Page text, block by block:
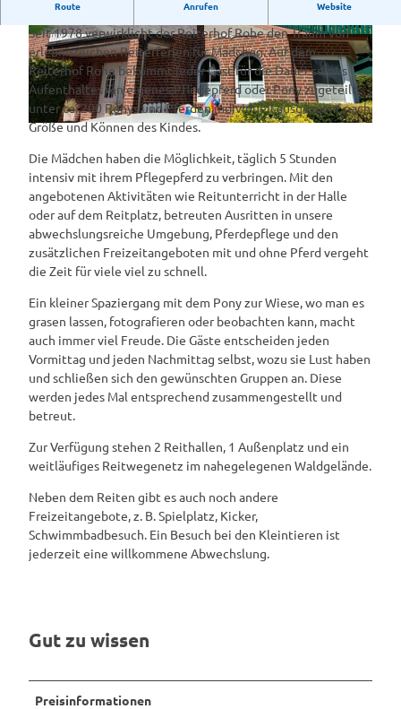
R
e
i
o
R
o
h
e
©
E
m
l
a
n
d
T
o
u
m
s
G
a
u
s
r
i
t
t
R
e
i
t
e
h
o
f
R
o
h
E
m
s
l
a
n
T
o
u
r
i
s
m
Route Anrufen Website
Traumhafte Reiterferien
Seit 1978 verwirklicht der Reiterhof Rohe den Traum von
erlebnisreichen Reiterferien für Mädchen. Auf dem
Reiterhof Rohe bekommt jeder Gast für die Dauer seines
Aufenthaltes ein eigenes Pflegepferd oder Pony zugeteilt,
unter ca. 200 Ponys und Pferden individuell ausgesucht nach
Größe und Können des Kindes.
Die Mädchen haben die Möglichkeit, täglich 5 Stunden
intensiv mit ihrem Pflegepferd zu verbringen. Mit den
angebotenen Aktivitäten wie Reitunterricht in der Halle
oder auf dem Reitplatz, betreuten Ausritten in unsere
abwechslungsreiche Umgebung, Pferdepflege und den
zusätzlichen Freizeitangeboten mit und ohne Pferd vergeht
die Zeit für viele viel zu schnell.
Ein kleiner Spaziergang mit dem Pony zur Wiese, wo man es
grasen lassen, fotografieren oder beobachten kann, macht
auch immer viel Freude. Die Gäste entscheiden jeden
Vormittag und jeden Nachmittag selbst, wozu sie Lust haben
und schließen sich den gewünschten Gruppen an. Diese
werden jedes Mal entsprechend zusammengestellt und
betreut.
Zur Verfügung stehen 2 Reithallen, 1 Außenplatz und ein
weitläufiges Reitwegenetz im nahegelegenen Waldgelände.
Neben dem Reiten gibt es auch noch andere
Freizeitangebote, z. B. Spielplatz, Kicker,
Schwimmbadbesuch. Ein Besuch bei den Kleintieren ist
jederzeit eine willkommene Abwechslung.
Gut zu wissen
Preisinformationen